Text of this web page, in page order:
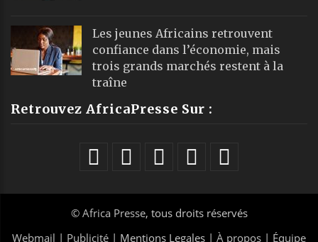
Les jeunes Africains retrouvent
confiance dans l’économie, mais
trois grands marchés restent à la
traîne
Retrouvez AfricaPresse Sur :
© Africa Presse, tous droits réservés
Webmail | Publicité | Mentions Legales | À propos | Équipe